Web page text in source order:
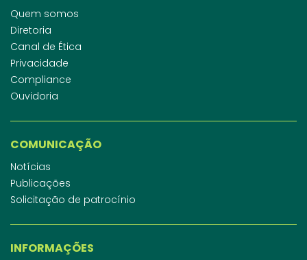
Quem somos
Diretoria
Canal de Ética
Privacidade
Compliance
Ouvidoria
COMUNICAÇÃO
Notícias
Publicações
Solicitação de patrocínio
INFORMAÇÕES